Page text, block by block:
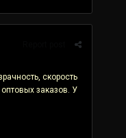
скорость
заказов. У